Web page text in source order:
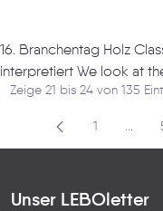
16. Branchentag Holz
interpretiert We look at
Zeige 21 bis 24 von 135
Seite
1 ...
Unser LEBOletter